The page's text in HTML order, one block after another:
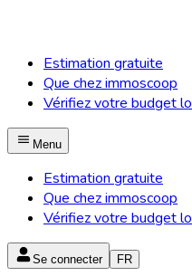
Estimation gratuite
Que chez immoscoop
Vérifiez votre budget
Menu
Estimation gratuite
Que chez immoscoop
Vérifiez votre budget
Se connecter FR